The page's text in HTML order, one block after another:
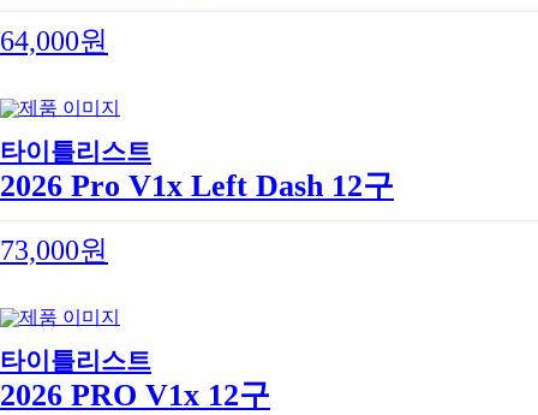
64,000원
타이틀리스트
2026 Pro V1x Left Dash 12구
73,000원
타이틀리스트
2026 PRO V1x 12구